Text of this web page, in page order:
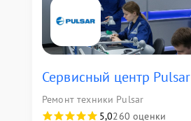
Сервисный центр Pulsar
Ремонт техники Pulsar
5,0260 оценки